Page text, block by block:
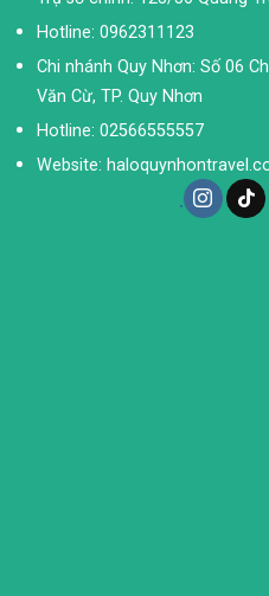
Hotline: 0962311123
Chi nhánh Quy Nhơn: Số 06
Văn Cừ, TP. Quy Nhơn
Hotline: 02566555557
Website: